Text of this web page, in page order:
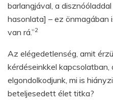
barlangjával, a
hasonlata] – ez önmagában
van rá.”2
Az elégedetlenség, amit
kérdéseinkkel
elgondolkodjunk, mi is
beteljesedett élet titka?